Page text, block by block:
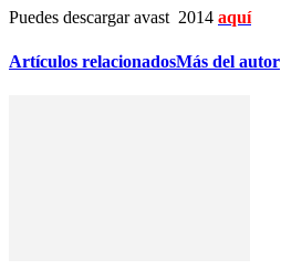
Puedes descargar avast 2014 aquí
Artículos relacionadosMás del autor